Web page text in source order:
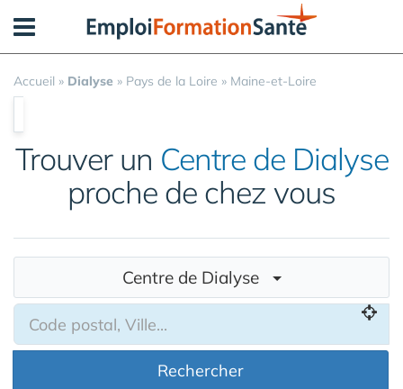
Accueil » Dialyse » Pays de la Loire » Maine-et-Loire
Trouver un Centre de Dialyse
proche de chez vous
Centre de Dialyse
Rechercher